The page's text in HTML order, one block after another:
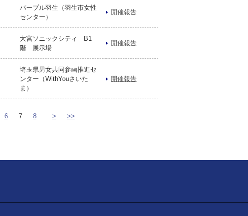
パープル羽生（羽生市女性
センター）
開催報告
大宮ソニックシティ B1
階 展示場
開催報告
埼玉県男女共同参画推進セ
ンター（WithYouさいた
ま）
開催報告
6 7 8 > >>